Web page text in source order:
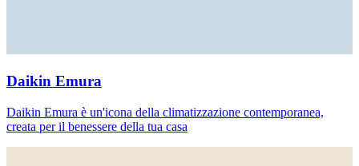
Daikin Emura
Daikin Emura è un'icona della climatizzazione contemporanea,
creata per il benessere della tua casa